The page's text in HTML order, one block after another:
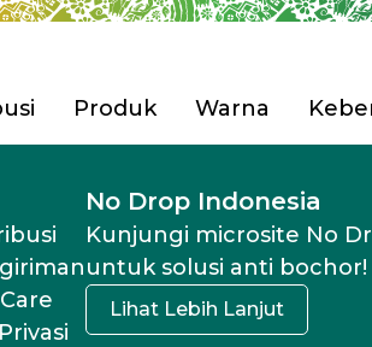
Produk
Pilih Produk
Rumah
Furnitur & Kerajinan
Warna
No Drop Indonesia
Kunjungi microsite No
untuk solusi anti bochor!
Lihat Lebih Lanjut